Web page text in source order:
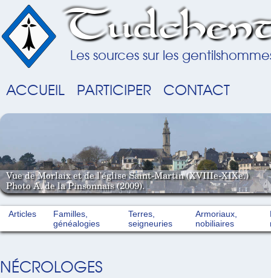
Les sources sur les
ACCUEIL PARTICIPER CONTACT
Vue de Morlaix et de l'église Saint-Martin (XVIIIe-XIXe.)
Photo A. de la Pinsonnais (2009).
Articles
Familles,
généalogies
Terres,
seigneuries
Armoriaux,
nobiliaires
NÉCROLOGES